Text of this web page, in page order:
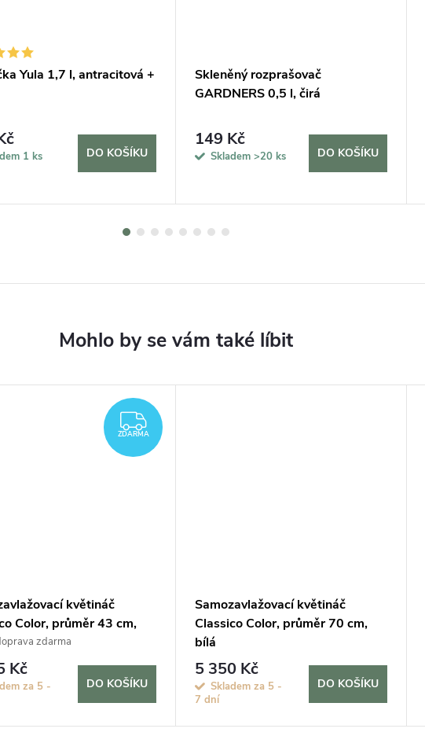
Yula 1,7 l, antracitová +
1 ks DO KOŠÍKU
Skleněný rozprašovač
GARDNERS 0,5 l, čirá
149 Kč
Skladem >20 ks DO KOŠÍKU
ZDARMA
ZDARMA
květináč
Color, průměr 43 cm,
zdarma
Kč
za 5 - DO KOŠÍKU
Samozavlažovací květináč
Classico Color, průměr 70 cm,
bílá
5 350 Kč
Skladem za 5 -
7 dní
DO KOŠÍKU